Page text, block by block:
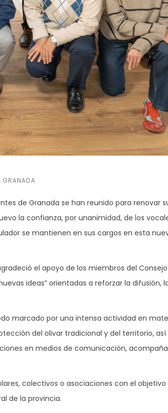
, GRANADA
de Granada se han reunido para renovar
la confianza, por unanimidad, de los
se mantienen en sus cargos en esta
el apoyo de los miembros del
ideas” orientadas a reforzar la difusión,
marcado por una intensa actividad en
del olivar tradicional y del territorio,
en medios de comunicación,
colectivos o asociaciones con el objetivo
de la provincia.